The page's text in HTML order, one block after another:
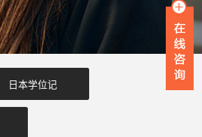
日本学位记